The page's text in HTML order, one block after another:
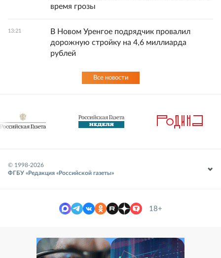
время грозы
13:21
В Новом Уренгое подрядчик провалил
дорожную стройку на 4,6 миллиарда
рублей
Все новости
© 1998-2026
ФГБУ «Редакция «Российской газеты»
18+